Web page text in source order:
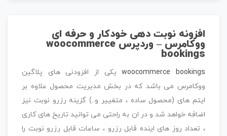
افزونه نوبت دهی خودکار و حرفه ای
ووکامرس – وردپرس woocommerce
bookings
woocommerce bookingsیکی از افزودنی های پلاگین
ووکامرس می باشد که در بخش مدیریت محصول علاوه بر
ایتم های (محصول ساده ، متغییر و..) گزینه رزرو نوبت نیز
اضافه خواهد شد و در ان به راحتی می توانید تاریخ های کاری
، تعداد روز های اینده قابل رزرو ، ساعات قابل رزرو نوبت را